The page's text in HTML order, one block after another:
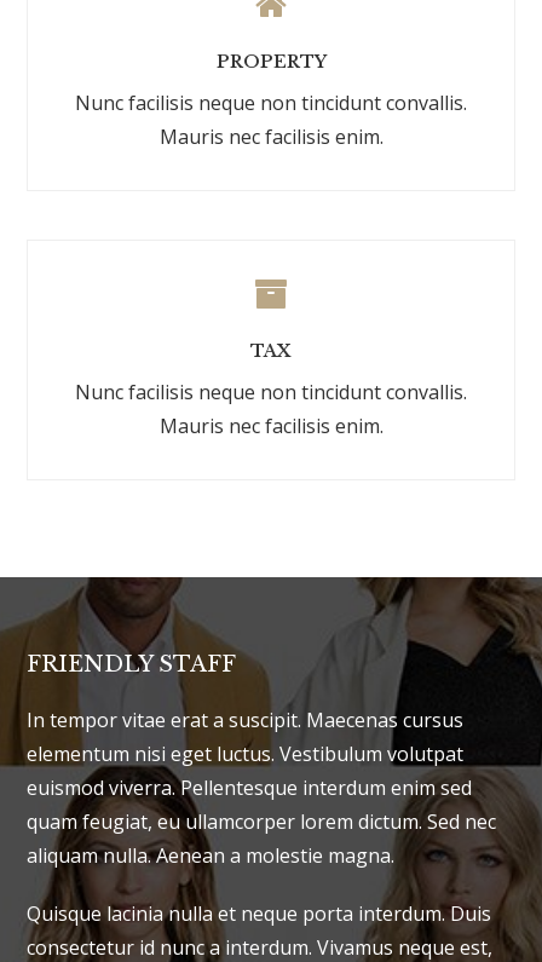
PROPERTY
Nunc facilisis neque non tincidunt convallis.
Mauris nec facilisis enim.
TAX
Nunc facilisis neque non tincidunt convallis.
Mauris nec facilisis enim.
FRIENDLY STAFF
In tempor vitae erat a suscipit. Maecenas cursus
elementum nisi eget luctus. Vestibulum volutpat
euismod viverra. Pellentesque interdum enim sed
quam feugiat, eu ullamcorper lorem dictum. Sed nec
aliquam nulla. Aenean a molestie magna.
Quisque lacinia nulla et neque porta interdum. Duis
consectetur id nunc a interdum. Vivamus neque est,